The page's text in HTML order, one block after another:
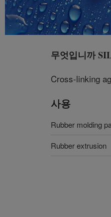
무엇입니까
Cross-linking
사용
Rubber molding
Rubber extrusion